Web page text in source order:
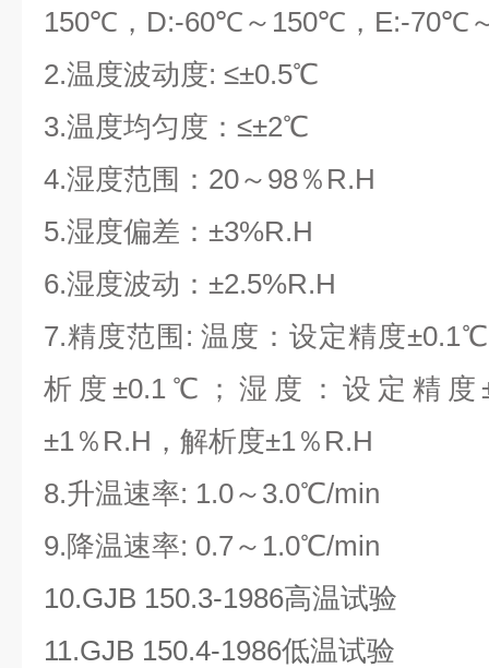
150℃，D:-60℃～150℃，E:-70℃
2.温度波动度: ≤±0.5℃
3.温度均匀度：≤±2℃
4.湿度范围：20～98％R.H
5.湿度偏差：±3%R.H
6.湿度波动：±2.5%R.H
7.精度范围: 温度：设定精度
析度±0.1℃；湿度：设定精度
±1％R.H，解析度±1％R.H
8.升温速率: 1.0～3.0℃/min
9.降温速率: 0.7～1.0℃/min
10.GJB 150.3-1986高温试验
11.GJB 150.4-1986低温试验